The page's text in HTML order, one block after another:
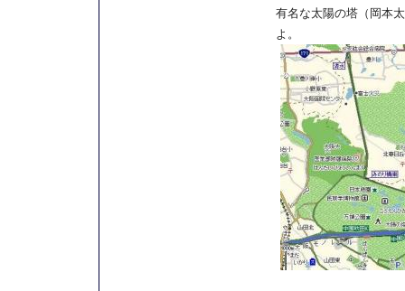
有名な太陽の塔（岡本
よ。